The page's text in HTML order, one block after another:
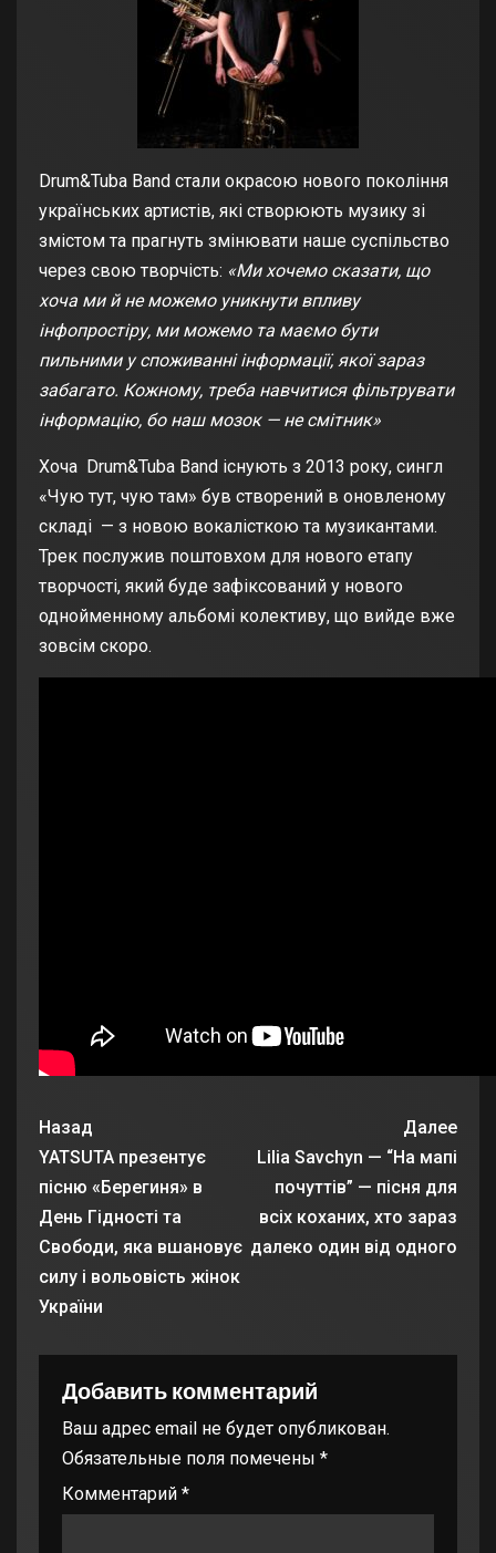
Drum&Tuba Band стали окрасою нового покоління
українських артистів, які створюють музику зі
змістом та прагнуть змінювати наше суспільство
через свою творчість: «Ми хочемо сказати, що
хоча ми й не можемо уникнути впливу
інфопростіру, ми можемо та маємо бути
пильними у споживанні інформації, якої зараз
забагато. Кожному, треба навчитися фільтрувати
інформацію, бо наш мозок — не смітник»
Хоча Drum&Tuba Band існують з 2013 року, сингл
«Чую тут, чую там» був створений в оновленому
складі — з новою вокалісткою та музикантами.
Трек послужив поштовхом для нового етапу
творчості, який буде зафіксований у нового
однойменному альбомі колективу, що вийде вже
зовсім скоро.
Назад
YATSUTA презентує
пісню «Берегиня» в
День Гідності та
Свободи, яка вшановує
силу і вольовість жінок
України
Далее
Lilia Savchyn — “На мапі
почуттів” — пісня для
всіх коханих, хто зараз
далеко один від одного
Добавить комментарий
Ваш адрес email не будет опубликован.
Обязательные поля помечены *
Комментарий *